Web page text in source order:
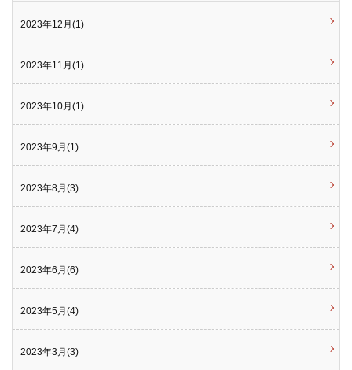
2023年12月(1)
2023年11月(1)
2023年10月(1)
2023年9月(1)
2023年8月(3)
2023年7月(4)
2023年6月(6)
2023年5月(4)
2023年3月(3)